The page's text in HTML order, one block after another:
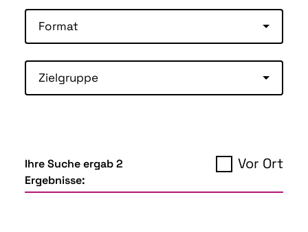
Format
Zielgruppe
Ihre Suche ergab 2
Ergebnisse:
Vor Ort